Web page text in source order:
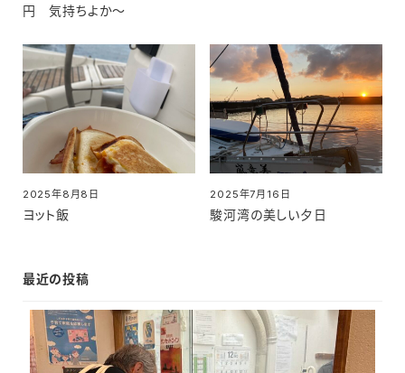
円 気持ちよか～
ヨット飯
投稿日
2025年8月8日
駿河湾の美しい夕日
投稿日
2025年7月16日
最近の投稿